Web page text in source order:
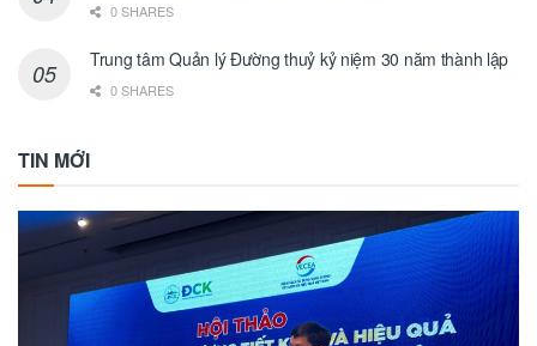
0 SHARES
Trung tâm Quản lý Đường thuỷ kỷ niệm 30 năm thành lập
0 SHARES
TIN MỚI